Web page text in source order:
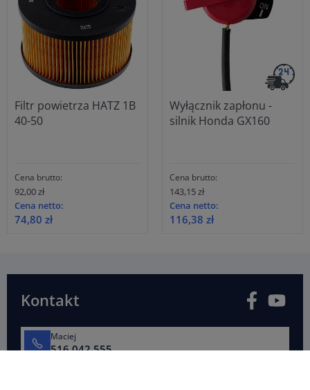
Filtr powietrza HATZ 1B
40-50
Cena brutto:
92,00 zł
Cena netto:
74,80 zł
Wyłącznik zapłonu -
silnik Honda GX160
Cena brutto:
143,15 zł
Cena netto:
116,38 zł
Kontakt Facebook
Maciej
516 042 555